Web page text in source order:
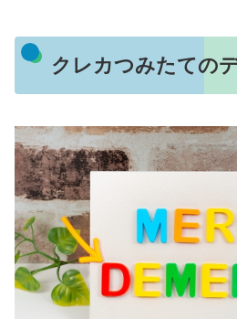
クレカつみたての